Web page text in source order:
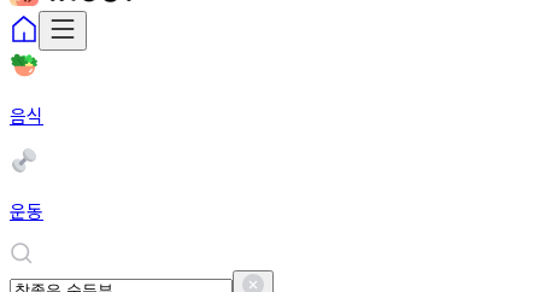
음식
운동